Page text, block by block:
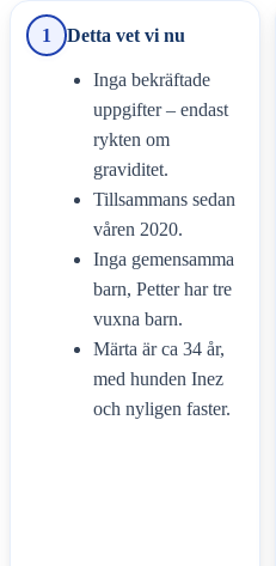
1 Detta vet vi nu
Inga bekräftade
uppgifter – endast
rykten om
graviditet.
Tillsammans sedan
våren 2020.
Inga gemensamma
barn, Petter har tre
vuxna barn.
Märta är ca 34 år,
med hunden Inez
och nyligen faster.